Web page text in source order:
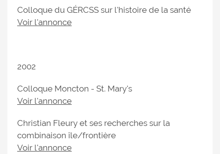
Colloque du GÉRCSS sur l'histoire de la santé
Voir l'annonce
2002
Colloque Moncton - St. Mary's
Voir l'annonce
Christian Fleury et ses recherches sur la
combinaison île/frontière
Voir l'annonce